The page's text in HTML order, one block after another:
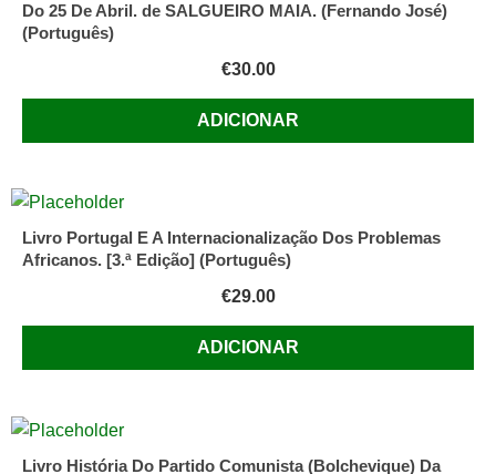
Do 25 De Abril. de SALGUEIRO MAIA. (Fernando José)
(Português)
€30.00
ADICIONAR
Livro Portugal E A Internacionalização Dos Problemas
Africanos. [3.ª Edição] (Português)
€29.00
ADICIONAR
Livro História Do Partido Comunista (Bolchevique) Da